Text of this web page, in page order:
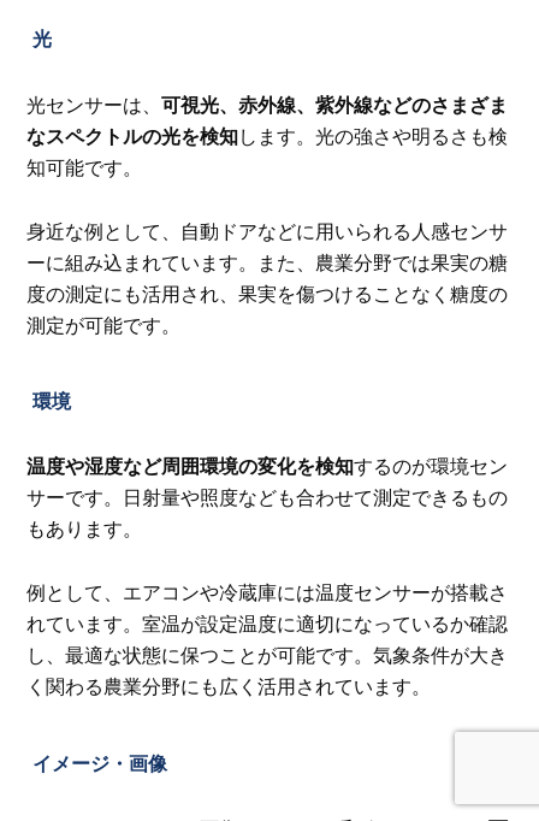
光
光センサーは、可視光、赤外線、紫外線などのさまざま
なスペクトルの光を検知します。光の強さや明るさも検
知可能です。
身近な例として、自動ドアなどに用いられる人感センサ
ーに組み込まれています。また、農業分野では果実の糖
度の測定にも活用され、果実を傷つけることなく糖度の
測定が可能です。
環境
温度や湿度など周囲環境の変化を検知するのが環境セン
サーです。日射量や照度なども合わせて測定できるもの
もあります。
例として、エアコンや冷蔵庫には温度センサーが搭載さ
れています。室温が設定温度に適切になっているか確認
し、最適な状態に保つことが可能です。気象条件が大き
く関わる農業分野にも広く活用されています。
イメージ・画像